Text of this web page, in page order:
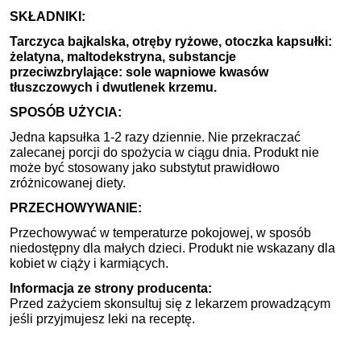
SKŁADNIKI:
Tarczyca bajkalska, otręby ryżowe, otoczka kapsułki:
żelatyna, maltodekstryna, substancje
przeciwzbrylające: sole wapniowe kwasów
tłuszczowych i dwutlenek krzemu.
SPOSÓB UŻYCIA:
Jedna kapsułka 1-2 razy dziennie. Nie przekraczać
zalecanej porcji do spożycia w ciągu dnia. Produkt nie
może być stosowany jako substytut prawidłowo
zróżnicowanej diety.
PRZECHOWYWANIE:
Przechowywać w temperaturze pokojowej, w sposób
niedostępny dla małych dzieci. Produkt nie wskazany dla
kobiet w ciąży i karmiących.
Informacja ze strony producenta:
Przed zażyciem skonsultuj się z lekarzem prowadzącym
jeśli przyjmujesz leki na receptę.